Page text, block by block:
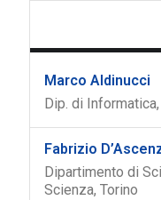
Marco Aldinucci
Dip. di
Fabrizio
Dipartimento di
Scienza, Torino